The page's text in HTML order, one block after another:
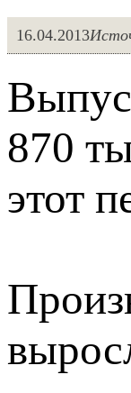
16.04.2013
870
этот